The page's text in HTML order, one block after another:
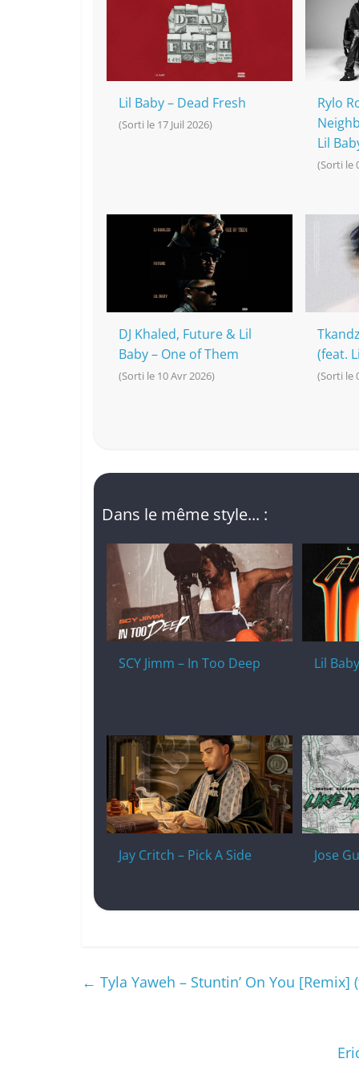
o
k
at p
Lil Baby – Dead Fresh
(Sorti le 17 Juil 2026)
Rylo
Lil
(Sorti le
DJ Khaled, Future & Lil
Baby – One of Them
(Sorti le 10 Avr 2026)
(feat.
(Sorti le
Dans le même style... :
SCY Jimm – In Too Deep Lil
Jay Critch – Pick A Side Jose
← Tyla Yaweh – Stuntin’ On You [Remix]